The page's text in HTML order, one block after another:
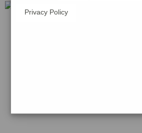
Privacy Policy